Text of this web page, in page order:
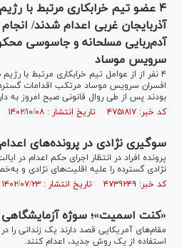
۴ عضو تیم خرابکاری مرتبط با
آذربایجان غربی اعدام شدند/ انجام
آدم‌ربایی مسلحانه و جاسوسی
سرویس موساد
۴ نفر از از عوامل تیم خرابکاری مرتبط با
افسران سرویس موساد مرتکب اقدامات
بودند پس از طی روال قانونی صبح امروز به
کد خبر: ۴۷۵۱۸۱۷ تاریخ انتشار : ۱۴۰۲/۱۰/۰۸
سوگیری نژادی در پرونده‌های اعدام
پرونده افراد در انتظار اجرای حکم اعدام در
نژادی گسترده را علیه اقلیت‌های نژادی و
کد خبر: ۴۷۳۹۲۴۹ تاریخ انتشار : ۱۴۰۲/۰۷/۲۳
«کنت اسمیت»؛ سوژه آزمایشگاهی
مقام‌های آمریکایی قصد دارند یک زندانی را در
استفاده از یک روش جدید، اعدام کنند.